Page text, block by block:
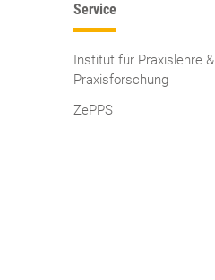
Service
Institut für Praxislehre &
Praxisforschung
ZePPS